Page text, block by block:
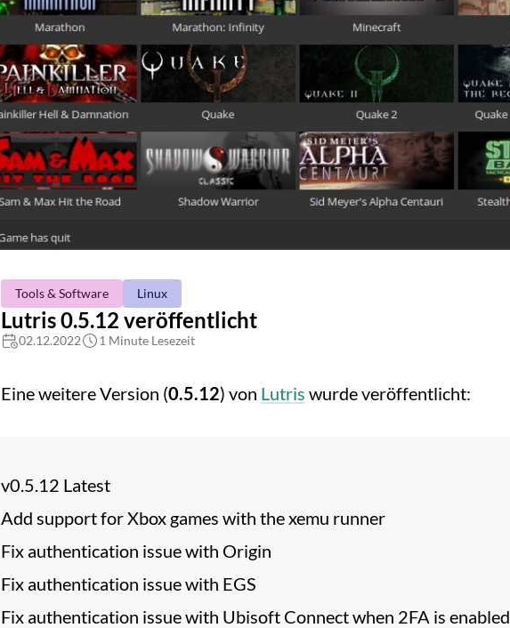
Tools & Software Linux
Lutris 0.5.12 veröffentlicht
02.12.2022 1 Minute Lesezeit
Eine weitere Version (0.5.12) von Lutris wurde veröffentlicht:
v0.5.12 Latest
Add support for Xbox games with the xemu runner
Fix authentication issue with Origin
Fix authentication issue with EGS
Fix authentication issue with Ubisoft Connect when 2FA is enabled